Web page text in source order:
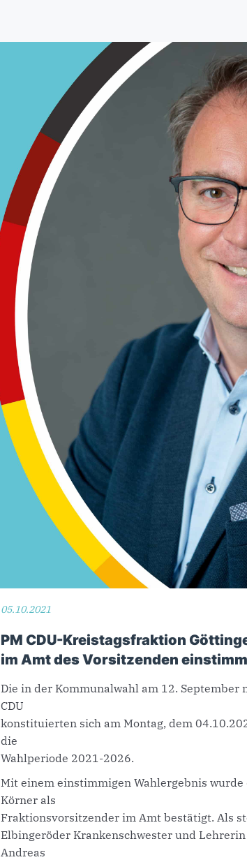
05.10.2021
PM CDU-Kreistagsfraktion
im Amt des Vorsitzenden
Die in der Kommunalwahl am 12.
CDU
konstituierten sich am Montag, dem
die
Wahlperiode 2021-2026.
Mit einem einstimmigen Wahlergebnis
Körner als
Fraktionsvorsitzender im Amt bestätigt. Als
Elbingeröder Krankenschwester und
Andreas